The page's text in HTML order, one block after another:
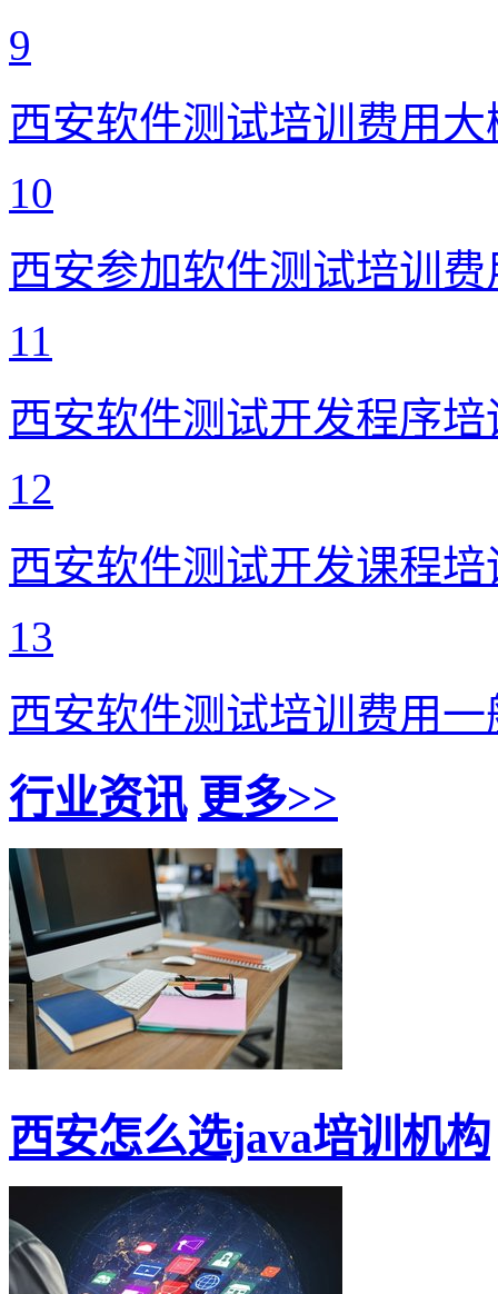
9
西安软件测试培训费用
10
西安参加软件测试培训
11
西安软件测试开发程序
12
西安软件测试开发课程
13
西安软件测试培训费用
行业资讯 更多>>
西安怎么选java培训机构